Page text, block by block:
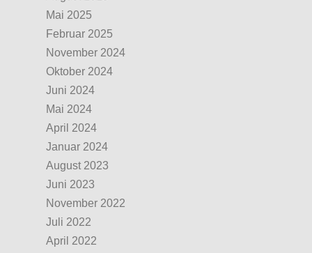
Mai 2025
Februar 2025
November 2024
Oktober 2024
Juni 2024
Mai 2024
April 2024
Januar 2024
August 2023
Juni 2023
November 2022
Juli 2022
April 2022